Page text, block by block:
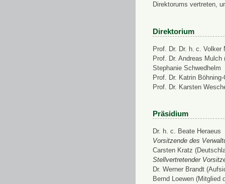
Direktorums vertreten,
Direktorium
Prof. Dr. Dr. h. c. Volker
Prof. Dr. Andreas
Stephanie Schwedhelm
Prof. Dr. Katrin
Prof. Dr. Karsten
Präsidium
Dr. h. c. Beate Heraeus
Vorsitzende des
Carsten Kratz
Stellvertretender
Dr. Werner Brandt
Bernd Loewen (Mitglied